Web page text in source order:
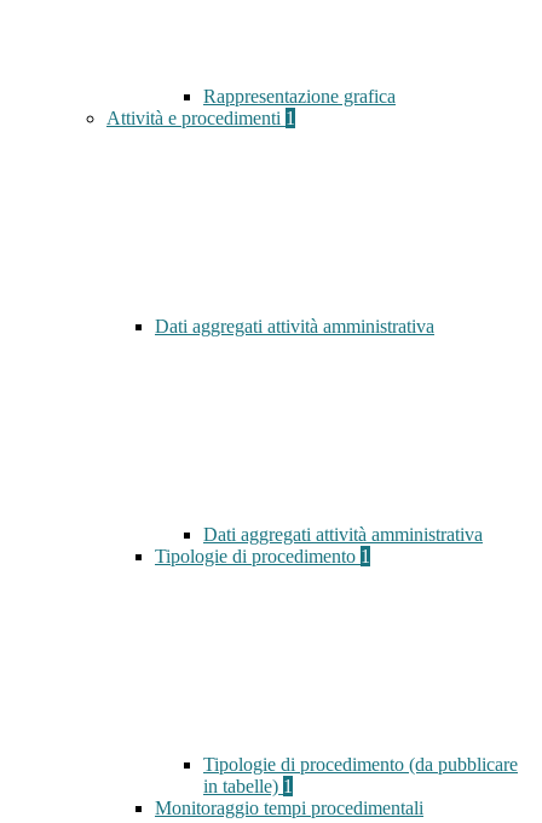
Rappresentazione grafica
Attività e procedimenti 1
Dati aggregati attività amministrativa
Dati aggregati attività amministrativa
Tipologie di procedimento 1
Tipologie di procedimento (da pubblicare
in tabelle) 1
Monitoraggio tempi procedimentali